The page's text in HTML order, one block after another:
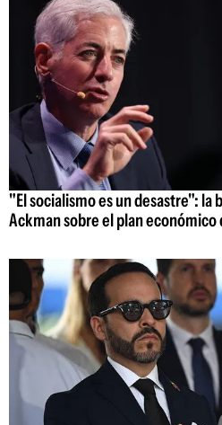
"El socialismo es un desastre": la
Ackman sobre el plan económico